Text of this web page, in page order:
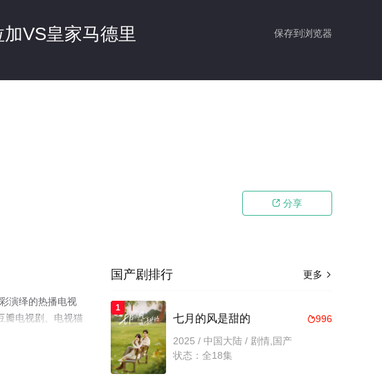
保存到浏览器
VS皇家马德里
 分享
演绎的热播电视
瓣电视剧、电视猫
更多 
国产剧排行
1
996
七月的风是甜的
2025 / 中国大陆 / 剧情,国产
状态：全18集